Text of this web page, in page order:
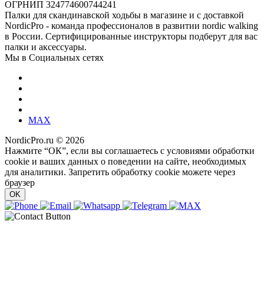
ОГРНИП 324774600744241
Палки для скандинавской ходьбы в магазине и с доставкой
NordicPro - команда профессионалов в развитии nordic walking
в России. Сертифицированные инструкторы подберут для вас
палки и аксессуары.
Мы в Социальных сетях
MAX
NordicPro.ru © 2026
Нажмите “ОК”, если вы соглашаетесь с условиями обработки
cookie и ваших данных о поведении на сайте, необходимых
для аналитики. Запретить обработку cookie можете через
браузер
OK